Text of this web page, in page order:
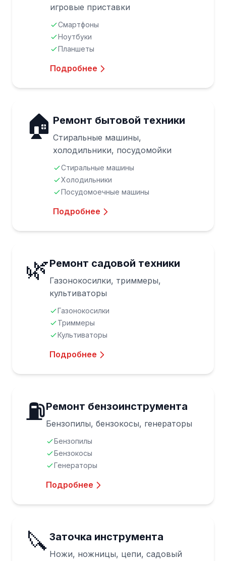
игровые приставки
Смартфоны
Ноутбуки
Планшеты
Подробнее
🏠 Ремонт бытовой техники
Стиральные машины,
холодильники, посудомойки
Стиральные машины
Холодильники
Посудомоечные машины
Подробнее
🌿Ремонт садовой техники
Газонокосилки, триммеры,
культиваторы
Газонокосилки
Триммеры
Культиваторы
Подробнее
⛽Ремонт бензоинструмента
Бензопилы, бензокосы, генераторы
Бензопилы
Бензокосы
Генераторы
Подробнее
🔪 Заточка инструмента
Ножи, ножницы, цепи, садовый